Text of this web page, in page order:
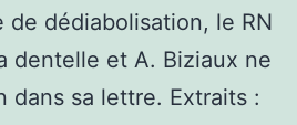
de dédiabolisation, le RN
dentelle et A. Biziaux ne
dans sa lettre. Extraits :